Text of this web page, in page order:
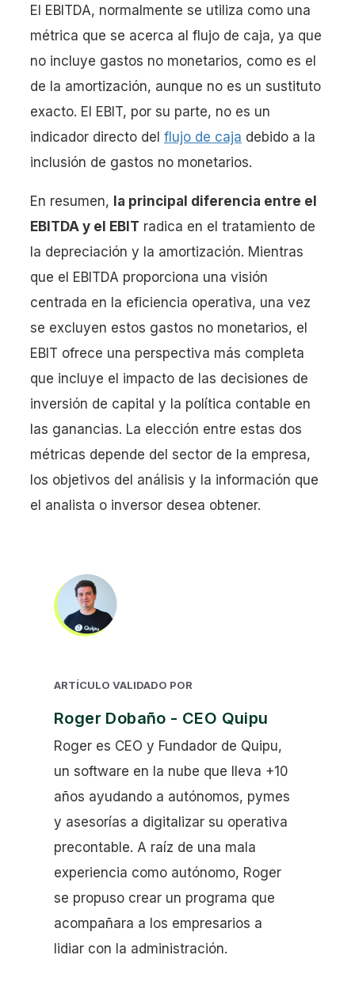
El EBITDA, normalmente se utiliza como una
métrica que se acerca al flujo de caja, ya que
no incluye gastos no monetarios, como es el
de la amortización, aunque no es un sustituto
exacto. El EBIT, por su parte, no es un
indicador directo del flujo de caja debido a la
inclusión de gastos no monetarios.
En resumen, la principal diferencia entre el
EBITDA y el EBIT radica en el tratamiento de
la depreciación y la amortización. Mientras
que el EBITDA proporciona una visión
centrada en la eficiencia operativa, una vez
se excluyen estos gastos no monetarios, el
EBIT ofrece una perspectiva más completa
que incluye el impacto de las decisiones de
inversión de capital y la política contable en
las ganancias. La elección entre estas dos
métricas depende del sector de la empresa,
los objetivos del análisis y la información que
el analista o inversor desea obtener.
ARTÍCULO VALIDADO POR
Roger Dobaño - CEO Quipu
Roger es CEO y Fundador de Quipu,
un software en la nube que lleva +10
años ayudando a autónomos, pymes
y asesorías a digitalizar su operativa
precontable. A raíz de una mala
experiencia como autónomo, Roger
se propuso crear un programa que
acompañara a los empresarios a
lidiar con la administración.